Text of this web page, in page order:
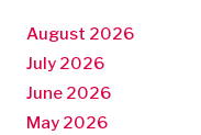
August 2026
July 2026
June 2026
May 2026